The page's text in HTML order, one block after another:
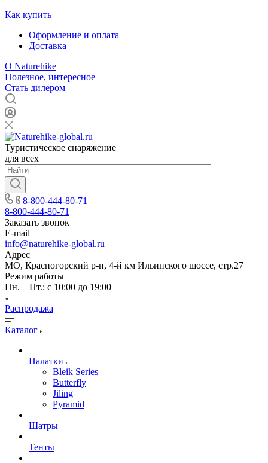
Как купить
Оформление и оплата
Доставка
О Naturehike
Полезное, интересное
Стать дилером
Туристическое снаряжение
для всех
8-800-444-80-71
8-800-444-80-71
Заказать звонок
E-mail
info@naturehike-global.ru
Адрес
МО, Красногорский р-н, 4-й км Ильинского шоссе, стр.27
Режим работы
Пн. – Пт.: с 10:00 до 19:00
Распродажа
Каталог
Палатки
Bleik Series
Butterfly
Jiling
Pyramid
Шатры
Тенты